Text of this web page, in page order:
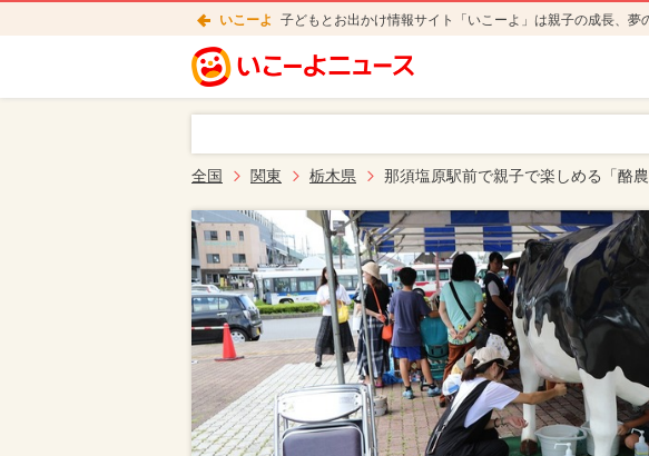
いこーよ 子どもとお出かけ情報サイト「いこーよ」は親子の成長、夢
全国 関東 栃木県 那須塩原駅前で親子で楽しめる「酪